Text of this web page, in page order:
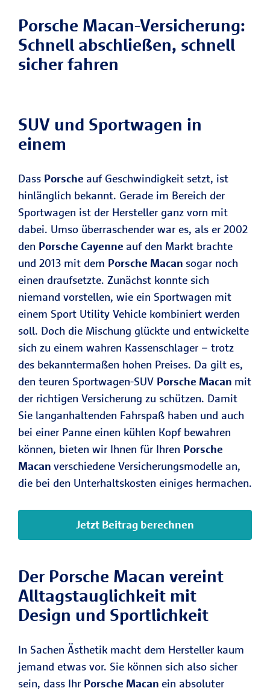
Porsche Macan-Versicherung:
Schnell abschließen, schnell
sicher fahren
SUV und Sportwagen in
einem
Dass Porsche auf Geschwindigkeit setzt, ist
hinlänglich bekannt. Gerade im Bereich der
Sportwagen ist der Hersteller ganz vorn mit
dabei. Umso überraschender war es, als er 2002
den Porsche Cayenne auf den Markt brachte
und 2013 mit dem Porsche Macan sogar noch
einen draufsetzte. Zunächst konnte sich
niemand vorstellen, wie ein Sportwagen mit
einem Sport Utility Vehicle kombiniert werden
soll. Doch die Mischung glückte und entwickelte
sich zu einem wahren Kassenschlager – trotz
des bekanntermaßen hohen Preises. Da gilt es,
den teuren Sportwagen-SUV Porsche Macan mit
der richtigen Versicherung zu schützen. Damit
Sie langanhaltenden Fahrspaß haben und auch
bei einer Panne einen kühlen Kopf bewahren
können, bieten wir Ihnen für Ihren Porsche
Macan verschiedene Versicherungsmodelle an,
die bei den Unterhaltskosten einiges hermachen.
Jetzt Beitrag berechnen
Der Porsche Macan vereint
Alltagstauglichkeit mit
Design und Sportlichkeit
In Sachen Ästhetik macht dem Hersteller kaum
jemand etwas vor. Sie können sich also sicher
sein, dass Ihr Porsche Macan ein absoluter